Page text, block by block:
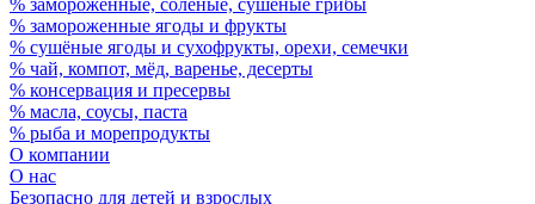
% замороженные, солёные, сушёные грибы
% замороженные ягоды и фрукты
% сушёные ягоды и сухофрукты, орехи, семечки
% чай, компот, мёд, варенье, десерты
% консервация и пресервы
% масла, соусы, паста
% рыба и морепродукты
О компании
О нас
Безопасно для детей и взрослых